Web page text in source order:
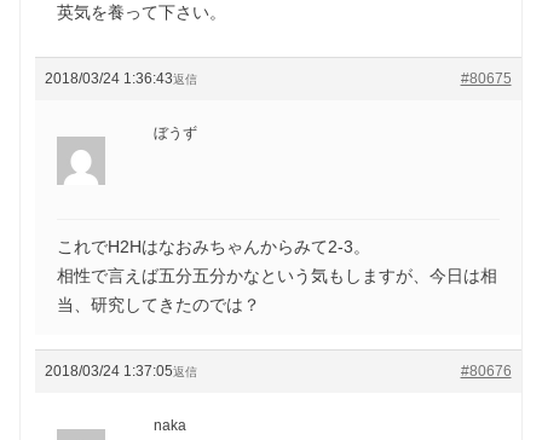
英気を養って下さい。
2018/03/24 1:36:43 #80675
返信
ぼうず
これでH2Hはなおみちゃんからみて2-3。
相性で言えば五分五分かなという気もしますが、今日は相
当、研究してきたのでは？
2018/03/24 1:37:05 #80676
返信
naka